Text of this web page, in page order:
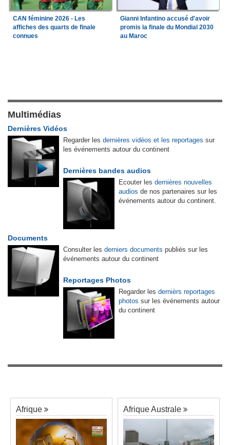
CAN féminine 2026 - Les
affiches des quarts de finale
connues
Gianni Infantino accusé d'avoir
promis la finale du Mondial 2030
au Maroc
Multimédias
Dernières Vidéos
Regarder les dernières vidéos et les reportages sur
les événements autour du continent
Dernières bandes audios
Ecouter les dernières nouvelles
audios de nos partenaires sur les
événements autour du continent.
Documents
Consulter les derniers documents publiés sur les
événements autour du continent
Reportages Photos
Regarder les dernièrs reportages
photos sur les événements autour
du continent
Afrique Afrique Australe